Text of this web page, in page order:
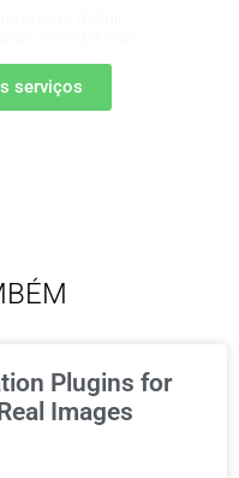
serviços
Plugins for
Images